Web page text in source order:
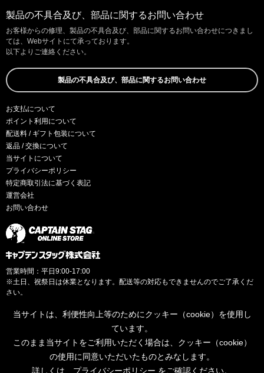
製品の不具合及び、部品に関するお問い合わせ
お客様からの修理、製品の不具合及び、部品に関するお問い合わせにつきまし
ては、Webサイトにて承っております。
以下よりご連絡ください。
製品の不具合及び、部品に関するお問い合わせ
お支払について
ポイント利用について
配送料 / ギフト包装について
返品 / 交換について
当サイトについて
プライバシーポリシー
特定商取引法に基づく表記
運営会社
お問い合わせ
営業時間：平日9:00-17:00
※土日、祝祭日は休業となります。配送等の対応もできませんのでご了承くだ
さい。
© CAPTAINSTAG Co.Ltd.
当サイトは、利便性向上等のためにクッキー（cookie）を使用し
ています。
このまま当サイトをご利用いただく場合は、クッキー（cookie）
の使用に同意いただいたものとみなします。
詳しくは、 プライバシーポリシー をご確認ください。